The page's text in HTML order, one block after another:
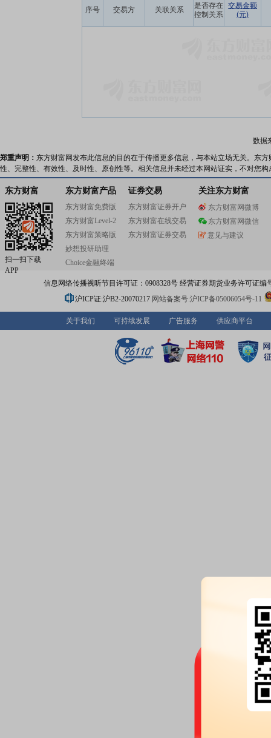
序号 交易方 关联关系
是否存在
控制关系
交易金额
(元)
数据
郑重声明： 东方财富网发布此信息的目的在于传播更多信息，与本站立场无关。东
性、完整性、有效性、及时性、原创性等。相关信息并未经过本网站证实，不对您
东方财富
扫一扫下载
APP
东方财富产品
东方财富免费版
东方财富Level-2
东方财富策略版
妙想投研助理
Choice金融终端
证券交易
东方财富证券开户
东方财富在线交易
东方财富证券交易
关注东方财富
东方财富网微博
东方财富网微信
意见与建议
信息网络传播视听节目许可证：0908328号 经营证券期货业务许可证编
沪ICP证:沪B2-20070217 网站备案号:沪ICP备05006054号-11
关于我们 可持续发展 广告服务 供应商平台